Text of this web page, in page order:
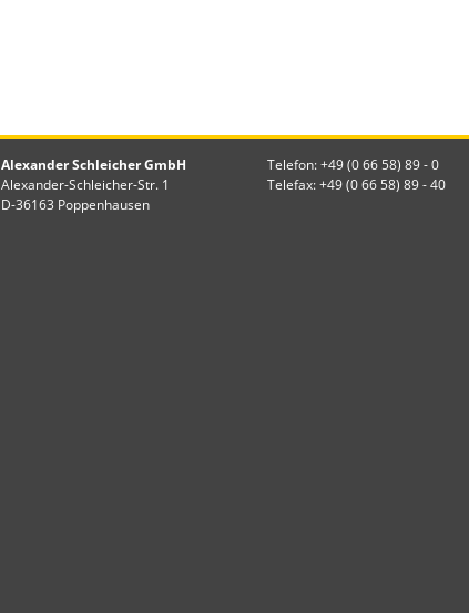
Alexander Schleicher GmbH
Alexander-Schleicher-Str. 1
D-36163 Poppenhausen
Telefon: +49 (0 66 58) 89 - 0
Telefax: +49 (0 66 58) 89 - 40